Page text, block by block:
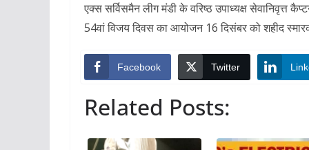
एक्स सर्विसमैन लीग मंडी के वरिष्ठ उपाध्यक्ष सेवानिवृत्त
54वां विजय दिवस का आयोजन 16 दिसंबर को शहीद
Facebook Twitter
Related Posts: